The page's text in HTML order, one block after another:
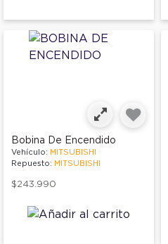
Bobina De Encendido
Vehículo: MITSUBISHI
Repuesto: MITSUBISHI
$243.990